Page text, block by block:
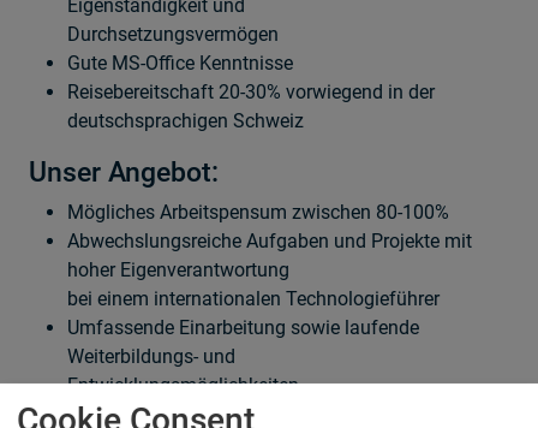
Eigenständigkeit und
Durchsetzungsvermögen
Gute MS-Office Kenntnisse
Reisebereitschaft 20-30% vorwiegend in der
deutschsprachigen Schweiz
Unser Angebot:
Mögliches Arbeitspensum zwischen 80-100%
Abwechslungsreiche Aufgaben und Projekte mit
hoher Eigenverantwortung
bei einem internationalen Technologieführer
Umfassende Einarbeitung sowie laufende
Weiterbildungs- und
Entwicklungsmöglichkeiten
Attraktive Sozialleistungen, Firmenfahrzeug auch
Cookie Consent